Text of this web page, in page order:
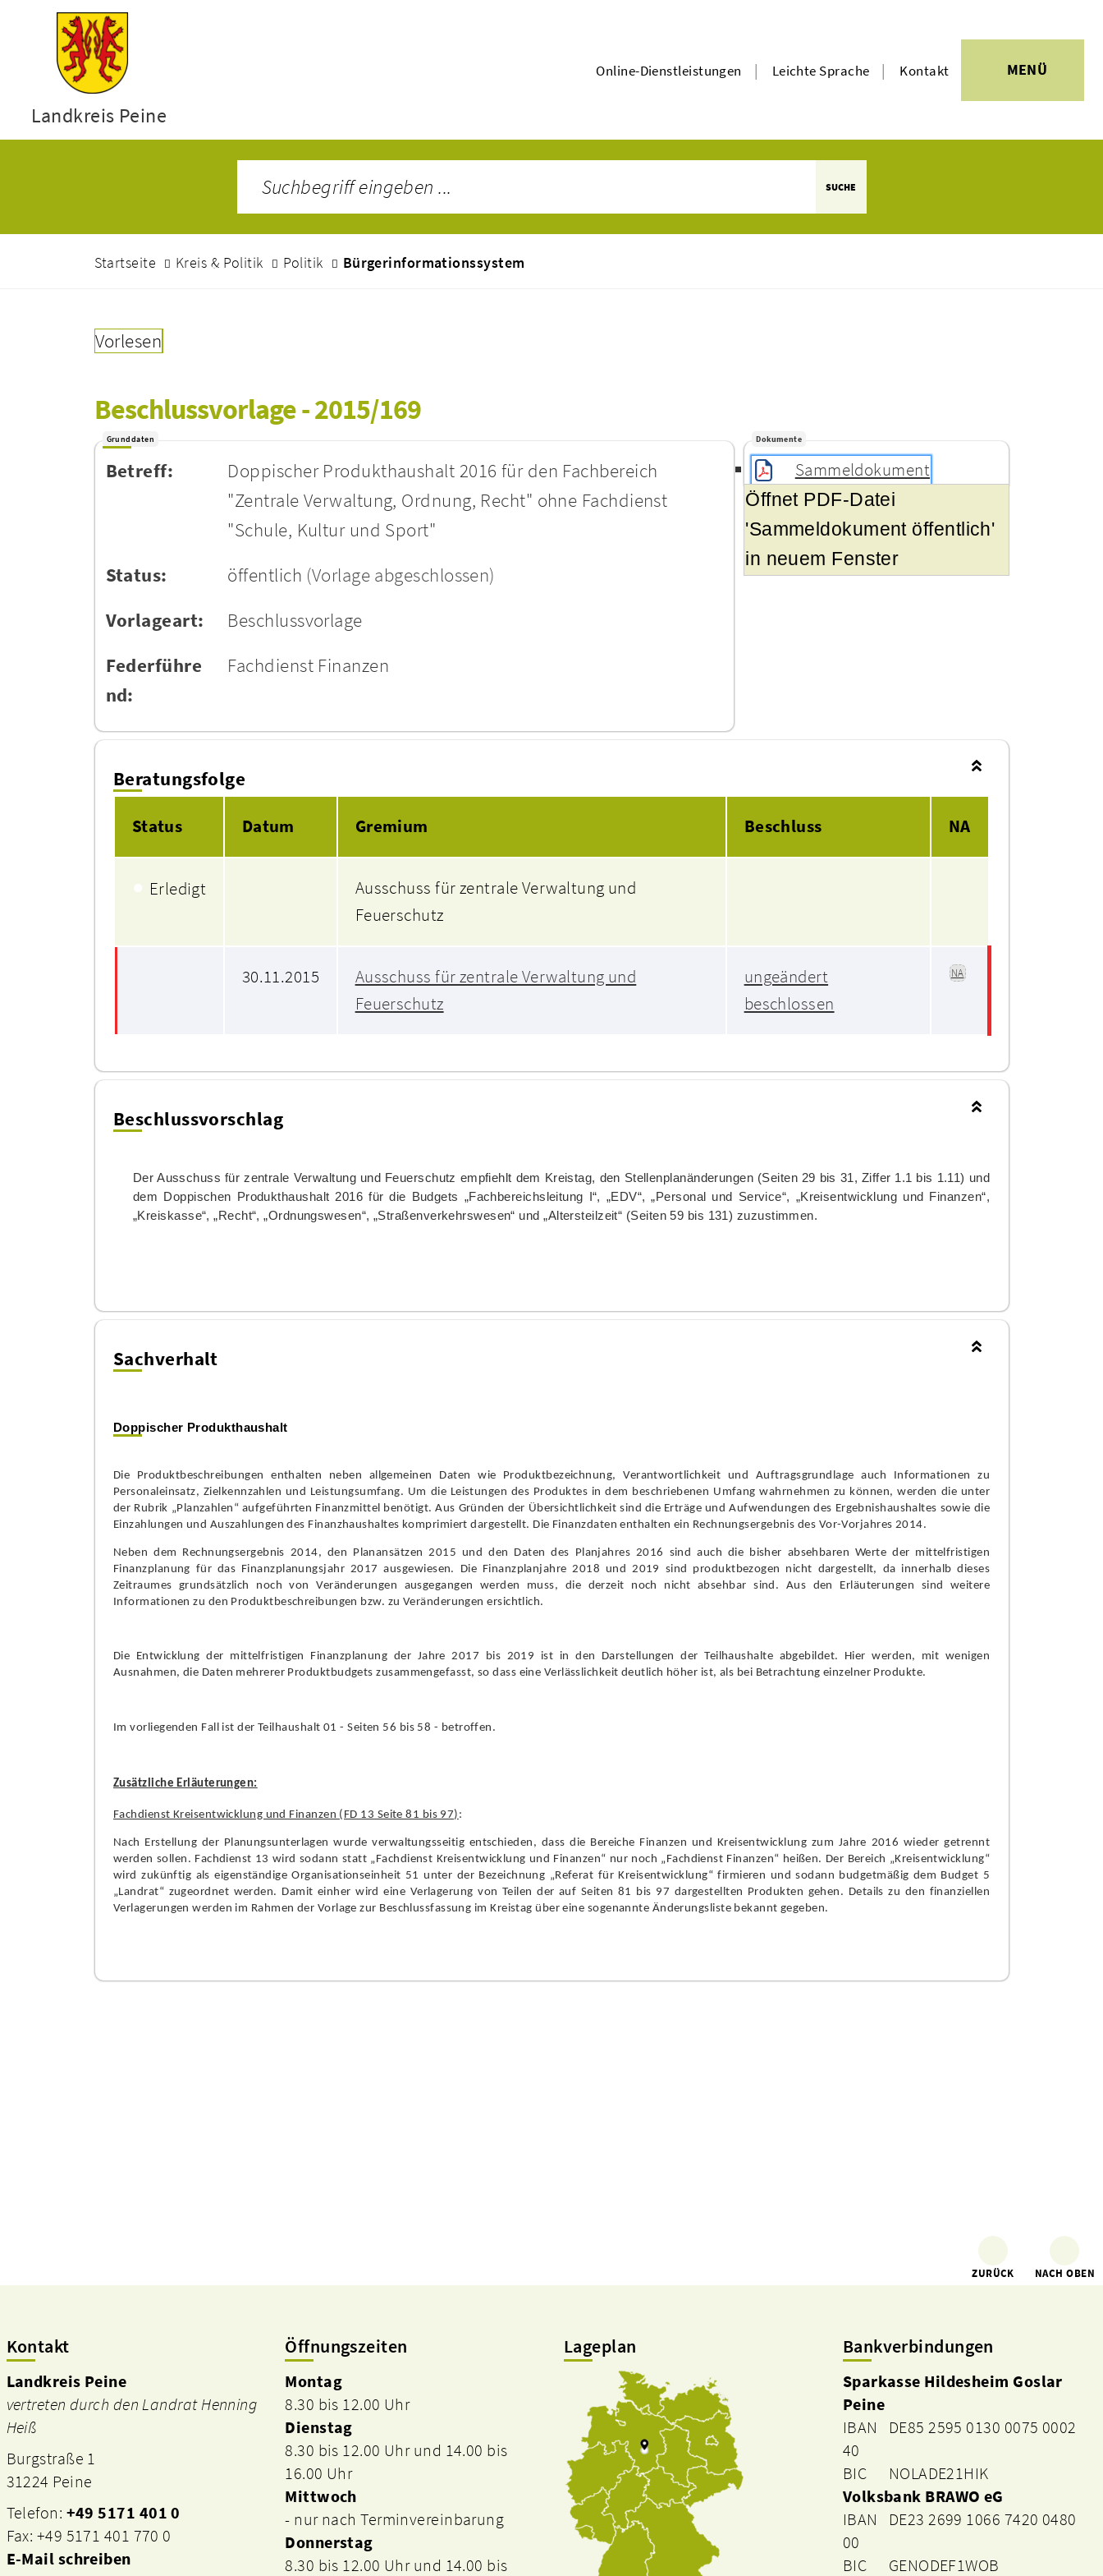
Landkreis Peine
Online-Dienstleistungen | Leichte Sprache | Kontakt MENÜ
SUCHE
Startseite Kreis & Politik Politik Bürgerinformationssystem
Vorlesen
Beschlussvorlage - 2015/169
Grunddaten
Betreff:
Doppischer Produkthaushalt 2016 für den Fachbereich
"Zentrale Verwaltung, Ordnung, Recht" ohne Fachdienst
"Schule, Kultur und Sport"
Status:
öffentlich (Vorlage abgeschlossen)
Vorlageart:
Beschlussvorlage
Federführe
nd:
Fachdienst Finanzen
Dokumente
Sammeldokument
Öffnet PDF-Datei
'Sammeldokument öffentlich'
in neuem Fenster
Beratungsfolge
Status
Datum Gremium Beschluss NA
● Erledigt
Ausschuss für zentrale Verwaltung und
Feuerschutz
30.11.2015
Ausschuss für zentrale Verwaltung und
Feuerschutz
ungeändert
beschlossen
NA
Beschlussvorschlag
Der Ausschuss für zentrale Verwaltung und Feuerschutz empfiehlt dem Kreistag, den Stellenplanänderungen (Seiten 29 bis 31, Ziffer 1.1 bis 1.11) und
dem
Doppischen Produkthaushalt 2016für die Budgets „Fachbereichsleitung I“, „EDV“, „Personal und Service“, „Kreisentwicklung und Finanzen“,
„Kreiskasse“, „Recht“, „Ordnungswesen“, „Straßenverkehrswesen“ und „Altersteilzeit“ (Seiten 59 bis 131) zuzustimmen.
Sachverhalt
Doppischer Produkthaushalt
Die Produktbeschreibungen enthalten neben allgemeinen Daten wie Produktbezeichnung, Verantwortlichkeit und Auftragsgrundlage auch Informationen zu
Personaleinsatz, Zielkennzahlen und Leistungsumfang. Um die Leistungen des Produktes in dem beschriebenen Umfang wahrnehmen zu können, werden die unter
der Rubrik „Planzahlen“ aufgeführten Finanzmittel benötigt. Aus Gründen der Übersichtlichkeit sind die Erträge und Aufwendungen des Ergebnishaushaltes sowie die
Einzahlungen und Auszahlungen des Finanzhaushaltes komprimiert dargestellt. Die Finanzdaten enthalten ein Rechnungsergebnis des Vor-Vorjahres 2014.
Neben dem Rechnungsergebnis 2014, den Planansätzen 2015 und den Daten des Planjahres 2016 sind auch die bisher absehbaren Werte der mittelfristigen
Finanzplanung für das Finanzpl anungsjahr 2017 ausgewiesen. Die Finanzplanjahre 2018 und 2019 sind produktbezogen nicht dargestellt, da innerhalb dieses
Zeitraumes grundsätzlich noch von Veränderungen ausgegangen werden muss, die derzeit noch nicht absehbar sind. Aus den Erläuterungen sind weitere
Informationen zu den Produktbeschreibungen bzw. zu Veränderungen ersichtlich.
Die Entwicklung der mittelfristigen Finanzplanung der Jahre 2017 bis 2019 ist in den Darstellungen der Teilhaushalte abgebildet. Hier werden, mit wenigen
Ausnahmen, die Daten mehrerer Produktbudgets zusammengefasst, so dass eine Verlässlichkeit deutlich höher ist, als bei Betrachtung einzelner Produkte.
Im vorliegenden Fall ist der Teilhaushalt 01 - Seiten 56 bis 58 - betroffen.
Zusätzliche Erläuterungen:
Fachdienst Kreisentwicklung und Finanzen (FD 13 Seite 81 bis 97) :
Nach Erstellung der Planungsunterlagen wurde verwaltungsseitig entschieden, dass die Bereiche Finanzen und Kreisentwicklung zum Jahre 2016 wieder getrennt
werden sollen. Fachdienst 13 wird sodann statt „Fachdienst Kreisentwicklung und Finanzen“ nur noch „Fachdienst Finanzen“ heißen. Der Bereich „Kreisentwicklung“
wird zukünftig als eigenständige Organisationseinheit 51 unter der Bezeichnung „Referat für Kreisentwicklung“ firmieren und sodann budgetmäßig dem Budget 5
„Landrat“ zugeordnet werden. Damit einher wird eine Verlagerung von Teilen der auf Seiten 81 bis 97 dargestellten Produkten gehen. Details zu den finanziellen
Verlagerungen werden im Rahmen der Vorlage zur Beschlussfassung im Kreistag über eine sogenannte Änderungsliste bekannt gegeben.
ZURÜCK NACH OBEN
Kontakt
Landkreis Peine
vertreten durch den Landrat Henning
Heiß
Burgstraße 1
31224 Peine
Telefon: +49 5171 401 0
Fax: +49 5171 401 770 0
E-Mail schreiben
Öffnungszeiten
Montag
8.30 bis 12.00 Uhr
Dienstag
8.30 bis 12.00 Uhr und 14.00 bis
16.00 Uhr
Mittwoch
- nur nach Terminvereinbarung
Donnerstag
8.30 bis 12.00 Uhr und 14.00 bis
Lageplan Bankverbindungen
Sparkasse Hildesheim Goslar
Peine
IBAN DE85 2595 0130 0075 0002
40
BIC NOLADE21HIK
Volksbank BRAWO eG
IBAN DE23 2699 1066 7420 0480
00
BIC GENODEF1WOB